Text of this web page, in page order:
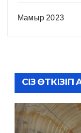
Мамыр 2023
СІЗ ӨТКІЗІП